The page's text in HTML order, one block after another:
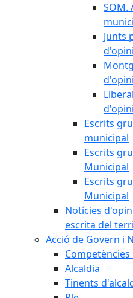
SOM.
Junts
Escrits
municipal
Escrits
Municipal
Escrits
Municipal
Notícies
escrita del
Acció de Govern i
Alcaldia
Tinents